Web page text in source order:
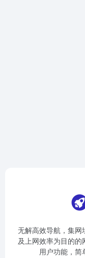
无解高效导航，集
及上网效率为目的
用户功能，简